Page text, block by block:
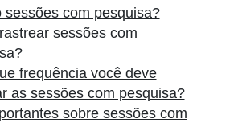
sessões com pesquisa?
sessões com
frequência você deve
as sessões com pesquisa?
sobre sessões com